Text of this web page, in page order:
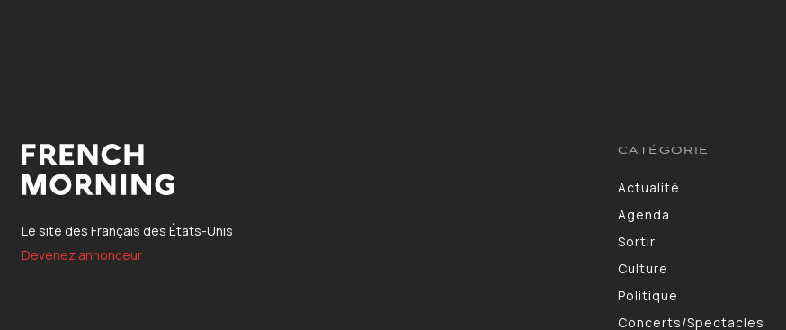
Le site des Français des États-Unis
Devenez annonceur
CATÉGORIE
Actualité
Agenda
Sortir
Culture
Politique
Concerts/Spectacles